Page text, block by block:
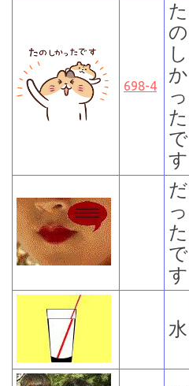
698-4
た
の
し
か
っ
た
で
す
だ
っ
た
で
す
水